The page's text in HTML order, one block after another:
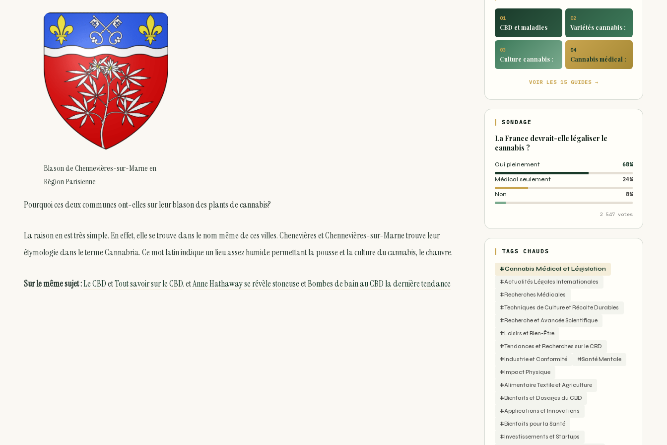
Blason de Chennevières-sur-Marne en
Région Parisienne
Pourquoi ces deux communes ont-elles sur leur blason des plants de cannabis?
La raison en est très simple. En effet, elle se trouve dans le nom même de ces villes. Chenevières et Chennevières-sur-Marne trouve leur
étymologie dans le terme Cannabria. Ce mot latin indique un lieu assez humide permettant la pousse et la culture du cannabis, le chanvre.
Sur le même sujet :Le CBDetTout savoir sur le CBD. etAnne Hathaway se révèle stoneuseetBombes de bain au CBD la dernière tendance
01
CBD et maladies
02
Variétés cannabis :
03
Culture cannabis :
04
Cannabis médical :
VOIR LES 15 GUIDES →
SONDAGE
La France devrait-elle légaliser le
cannabis ?
Oui pleinement 68%
Médical seulement 24%
Non 8%
2 547 votes
TAGS CHAUDS
#Cannabis Médical et Législation
#Actualités Légales Internationales
#Recherches Médicales
#Techniques de Culture et Récolte Durables
#Recherche et Avancée Scientifique
#Loisirs et Bien-Être
#Tendances et Recherches sur le CBD
#Industrie et Conformité
#Santé Mentale
#Impact Physique
#Alimentaire Textile et Agriculture
#Bienfaits et Dosages du CBD
#Applications et Innovations
#Bienfaits pour la Santé
#Investissements et Startups